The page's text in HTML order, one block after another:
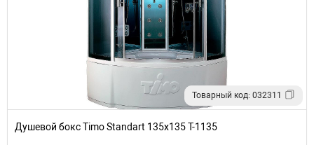
Товарный код: 032311
Душевой бокс Timo Standart 135x135 T-1135